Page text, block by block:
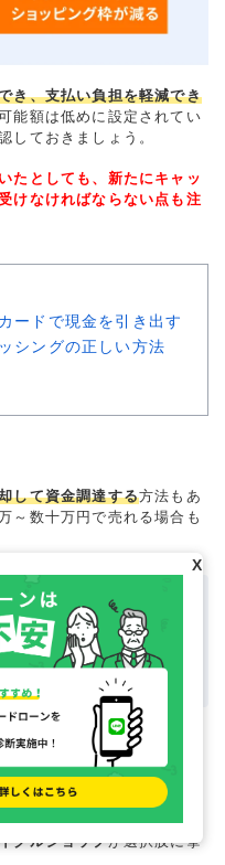
き、支払い負担を軽減でき
能額は低めに設定されてい
しておきましょう。
たとしても、新たにキャッ
けなければならない点も注
ードで現金を引き出す
シングの正しい方法
して資金調達する方法もあ
～数十万円で売れる場合も
徴
器 など
ョップなどが挙げられま
、高値で販売したい場合は
額が多少低くなったとして
クルショップが選択肢に挙
X